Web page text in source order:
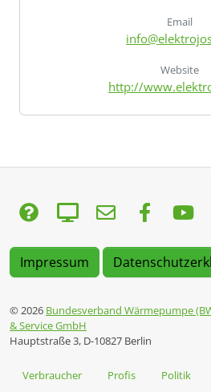
Email
Website
http://
Impressum
© 2026 Bundesverband Wärmepumpe
& Service GmbH
Hauptstraße 3, D-10827 Berlin
Verbraucher Profis Politik